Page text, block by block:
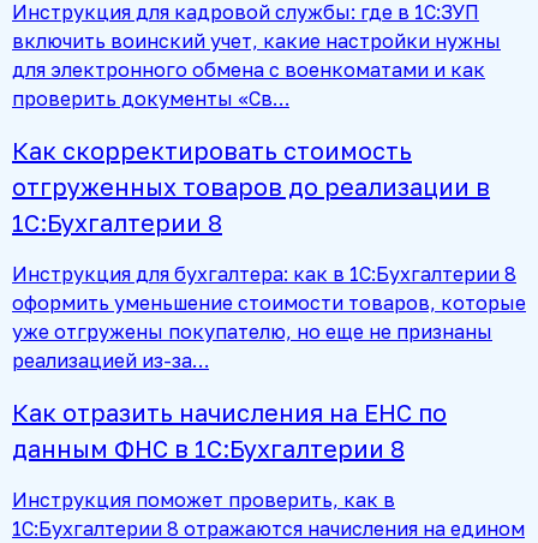
Инструкция для кадровой службы: где в 1С:ЗУП
включить воинский учет, какие настройки нужны
для электронного обмена с военкоматами и как
проверить документы «Св…
Как скорректировать стоимость
отгруженных товаров до реализации в
1С:Бухгалтерии 8
Инструкция для бухгалтера: как в 1С:Бухгалтерии 8
оформить уменьшение стоимости товаров, которые
уже отгружены покупателю, но еще не признаны
реализацией из-за…
Как отразить начисления на ЕНС по
данным ФНС в 1С:Бухгалтерии 8
Инструкция поможет проверить, как в
1С:Бухгалтерии 8 отражаются начисления на едином